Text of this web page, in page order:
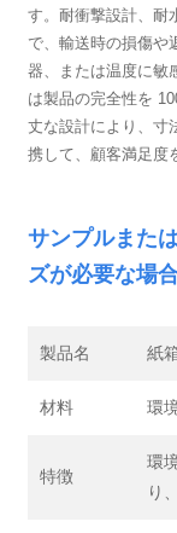
す。耐衝撃設計、耐
で、輸送時の損傷や
器、または温度に敏
は製品の完全性を
丈な設計により、寸
携して、顧客満足度
サンプルまた
ズが必要な場
製品名 紙
材料 環
特徴
環
り